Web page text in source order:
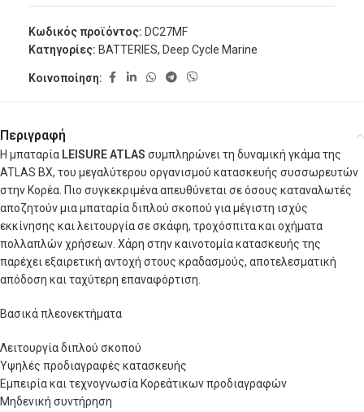
Κωδικός προϊόντος: DC27MF
Κατηγορίες: BATTERIES, Deep Cycle Marine
Κοινοποίηση:
Περιγραφή
Η μπαταρία LEISURE ATLAS συμπληρώνει τη δυναμική γκάμα της
ATLAS BX, του μεγαλύτερου οργανισμού κατασκευής συσσωρευτών
στην Κορέα. Πιο συγκεκριμένα απευθύνεται σε όσους καταναλωτές
αποζητούν μια μπαταρία διπλού σκοπού για μέγιστη ισχύς
εκκίνησης και λειτουργία σε σκάφη, τροχόσπιτα και οχήματα
πολλαπλών χρήσεων. Χάρη στην καινοτομία κατασκευής της
παρέχει εξαιρετική αντοχή στους κραδασμούς, αποτελεσματική
απόδοση και ταχύτερη επαναφόρτιση.
Βασικά πλεονεκτήματα
Λειτουργία διπλού σκοπού
Υψηλές προδιαγραφές κατασκευής
Εμπειρία και τεχνογνωσία Κορεάτικων προδιαγραφών
Μηδενική συντήρηση